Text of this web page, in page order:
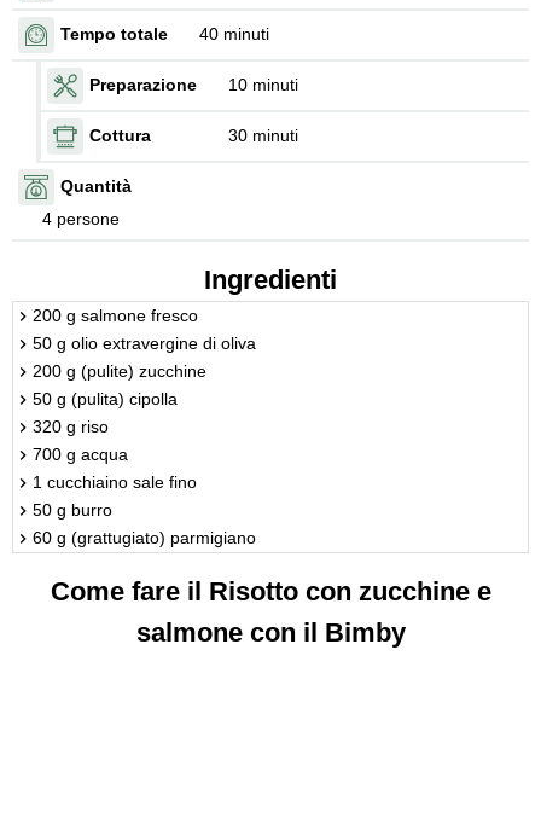
Tempo totale 40 minuti
Preparazione 10 minuti
Cottura 30 minuti
Quantità
4 persone
Ingredienti
200 g salmone fresco
50 g olio extravergine di oliva
200 g (pulite) zucchine
50 g (pulita) cipolla
320 g riso
700 g acqua
1 cucchiaino sale fino
50 g burro
60 g (grattugiato) parmigiano
Come fare il Risotto con zucchine e
salmone con il Bimby